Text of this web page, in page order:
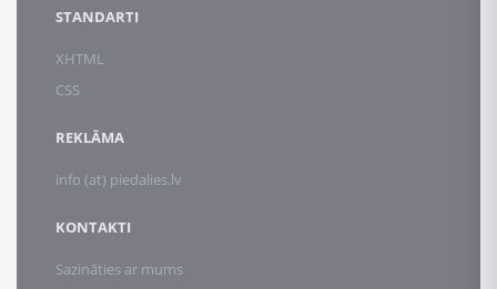
STANDARTI
XHTML
CSS
REKLĀMA
info (at) piedalies.lv
KONTAKTI
Sazināties ar mums